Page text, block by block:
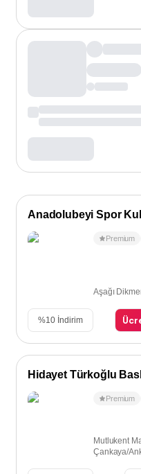
Anadolubeyi Spor
Premium
Aşağı
%10 İndirim
Premium
Mutlukent
Çankaya/